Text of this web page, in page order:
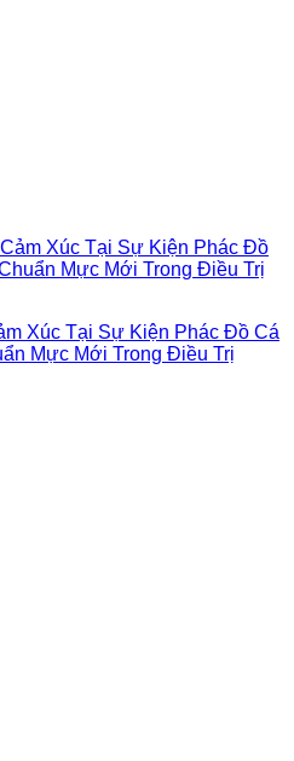
Xúc Tại Sự Kiện Phác Đồ Cá
Mực Mới Trong Điều Trị